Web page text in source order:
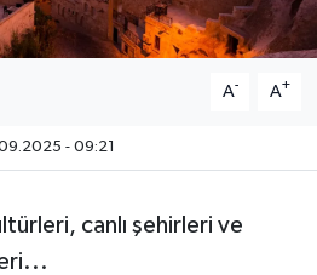
A- A+
- 09:21
canlı şehirleri ve